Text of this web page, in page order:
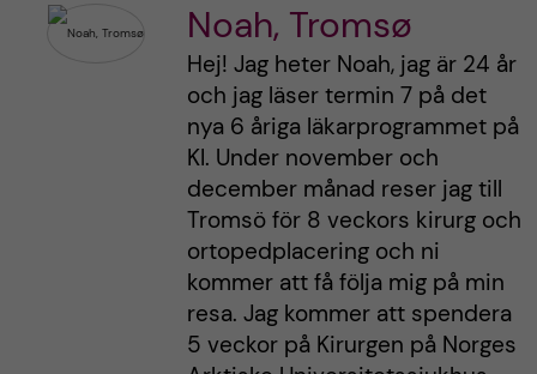
Noah, Tromsø
Hej! Jag heter Noah, jag är 24 år
och jag läser termin 7 på det
nya 6 åriga läkarprogrammet på
KI. Under november och
december månad reser jag till
Tromsö för 8 veckors kirurg och
ortopedplacering och ni
kommer att få följa mig på min
resa. Jag kommer att spendera
5 veckor på Kirurgen på Norges